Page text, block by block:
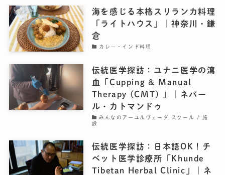
海を感じる本格スリランカ料理
「ライトハウス」｜神奈川・鎌
倉
カレー・インド料理
伝統医学探訪：ユナニ医学の瀉
血「Cupping & Manual
Therapy (CMT) 」｜ネパー
ル・カトマンドゥ
みんなのアーユルヴェーダ スクール / 施
設
伝統医学探訪：日本語OK！チ
ベット医学診療所「Khunde
Tibetan Herbal Clinic」｜ネ